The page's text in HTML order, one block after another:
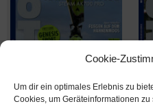
Cookie-
Um dir ein optimales Erlebnis zu
Cookies, um Geräteinformationen